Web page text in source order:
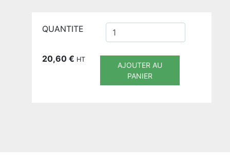
QUANTITE
20,60 € HT
AJOUTER AU
PANIER